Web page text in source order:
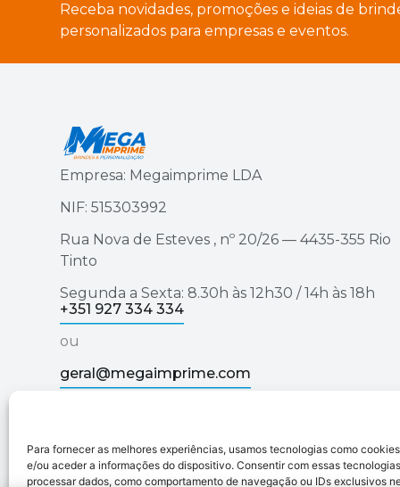
Para fornecer as melhores experiências, usamos tecnologias como
e/ou aceder a informações do dispositivo. Consentir com essas
processar dados, como comportamento de navegação ou IDs exclusivos
Receba novidades, promoções e ideias de
personalizados para empresas e eventos.
Empresa: Megaimprime LDA
NIF: 515303992
Rua Nova de Esteves , nº 20/26 — 4435-355 Rio
Tinto
Segunda a Sexta: 8.30h às 12h30 / 14h às 18h
+351 927 334 334
ou
geral@megaimprime.com
Megaimprime © 2025 | Todos os Direitos